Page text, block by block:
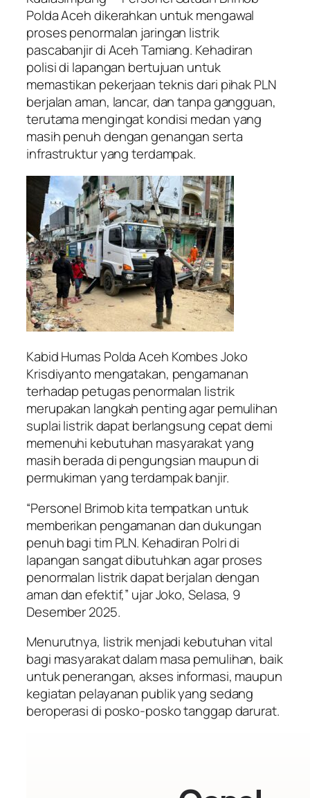
Polda Aceh dikerahkan untuk mengawal
proses penormalan jaringan listrik
pascabanjir di Aceh Tamiang. Kehadiran
polisi di lapangan bertujuan untuk
memastikan pekerjaan teknis dari pihak PLN
berjalan aman, lancar, dan tanpa gangguan,
terutama mengingat kondisi medan yang
masih penuh dengan genangan serta
infrastruktur yang terdampak.
Kabid Humas Polda Aceh Kombes Joko
Krisdiyanto mengatakan, pengamanan
terhadap petugas penormalan listrik
merupakan langkah penting agar pemulihan
suplai listrik dapat berlangsung cepat demi
memenuhi kebutuhan masyarakat yang
masih berada di pengungsian maupun di
permukiman yang terdampak banjir.
“Personel Brimob kita tempatkan untuk
memberikan pengamanan dan dukungan
penuh bagi tim PLN. Kehadiran Polri di
lapangan sangat dibutuhkan agar proses
penormalan listrik dapat berjalan dengan
aman dan efektif,” ujar Joko, Selasa, 9
Desember 2025.
Menurutnya, listrik menjadi kebutuhan vital
bagi masyarakat dalam masa pemulihan, baik
untuk penerangan, akses informasi, maupun
kegiatan pelayanan publik yang sedang
beroperasi di posko-posko tanggap darurat.